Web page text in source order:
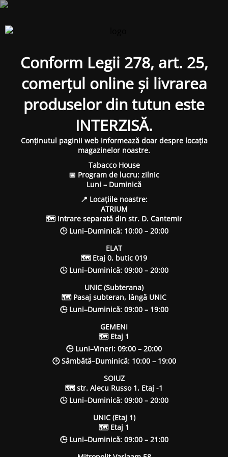
Conform Legii 278, art. 25,
comerțul online și livrarea
produselor din tutun este
INTERZISĂ.
Conținutul paginii web informează doar despre locația
magazinelor noastre.
Tabacco House
📅 Program de lucru: zilnic
Luni – Duminică
📍 Locațiile noastre:
ATRIUM
🗺 Intrare separată din str. D. Cantemir
🕒 Luni–Duminică: 10:00 – 20:00
ELAT
🗺 Etaj 0, butic 019
🕒 Luni–Duminică: 09:00 – 20:00
UNIC (Subterana)
🗺 Pasaj subteran, lângă UNIC
🕒 Luni–Duminică: 09:00 – 19:00
GEMENI
🗺 Etaj 1
🕒 Luni–Vineri: 09:00 – 20:00
🕒 Sâmbătă–Duminică: 10:00 – 19:00
SOIUZ
🗺 str. Alecu Russo 1, Etaj -1
🕒 Luni–Duminică: 09:00 – 20:00
UNIC (Etaj 1)
🗺 Etaj 1
🕒 Luni–Duminică: 09:00 – 21:00